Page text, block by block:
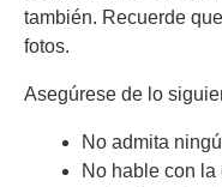
también. Recuerde
fotos.
Asegúrese de lo
No admita
No hable con